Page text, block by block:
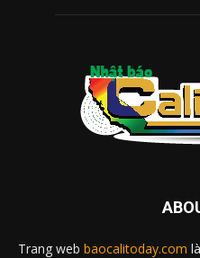
Trang web baocalitoday.com